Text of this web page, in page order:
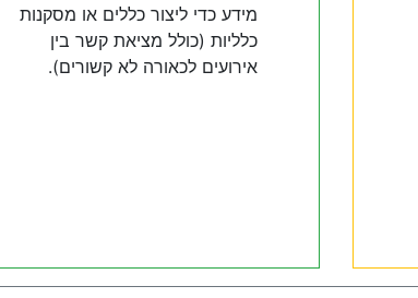
מידע כדי ליצור כללים או מסקנות
כלליות (כולל מציאת קשר בין
אירועים לכאורה לא קשורים).